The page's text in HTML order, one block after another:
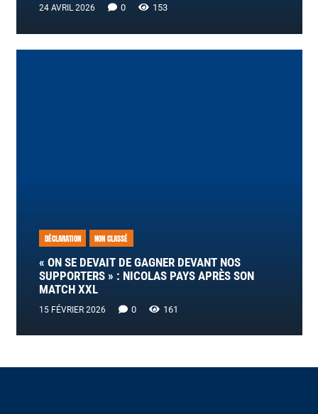
24 AVRIL 2026 0 153
DÉCLARATION NON CLASSÉ
« ON SE DEVAIT DE GAGNER DEVANT NOS
SUPPORTERS » : NICOLAS PAYS APRÈS SON
MATCH XXL
15 FÉVRIER 2026 0 161